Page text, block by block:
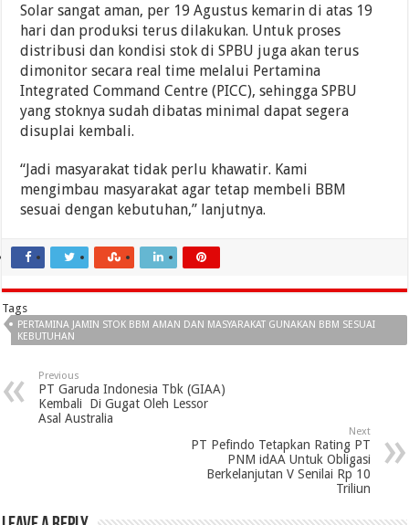
Solar sangat aman, per 19 Agustus kemarin di atas 19
hari dan produksi terus dilakukan. Untuk proses
distribusi dan kondisi stok di SPBU juga akan terus
dimonitor secara real time melalui Pertamina
Integrated Command Centre (PICC), sehingga SPBU
yang stoknya sudah dibatas minimal dapat segera
disuplai kembali.
“Jadi masyarakat tidak perlu khawatir. Kami
mengimbau masyarakat agar tetap membeli BBM
sesuai dengan kebutuhan,” lanjutnya.
Tags
PERTAMINA JAMIN STOK BBM AMAN DAN MASYARAKAT GUNAKAN BBM SESUAI
KEBUTUHAN
Previous
PT Garuda Indonesia Tbk (GIAA)
Kembali Di Gugat Oleh Lessor
Asal Australia
Next
PT Pefindo Tetapkan Rating PT
PNM idAA Untuk Obligasi
Berkelanjutan V Senilai Rp 10
Triliun